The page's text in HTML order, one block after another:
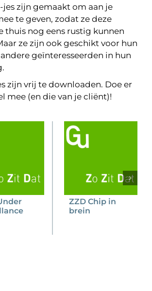
jes zijn gemaakt om aan je
te geven, zodat ze deze
thuis nog eens rustig kunnen
ze zijn ook geschikt voor hun
geïnteresseerden in hun
zijn vrij te downloaden. Doe er
mee (en die van je cliënt)!
ZZD Chip in
brein